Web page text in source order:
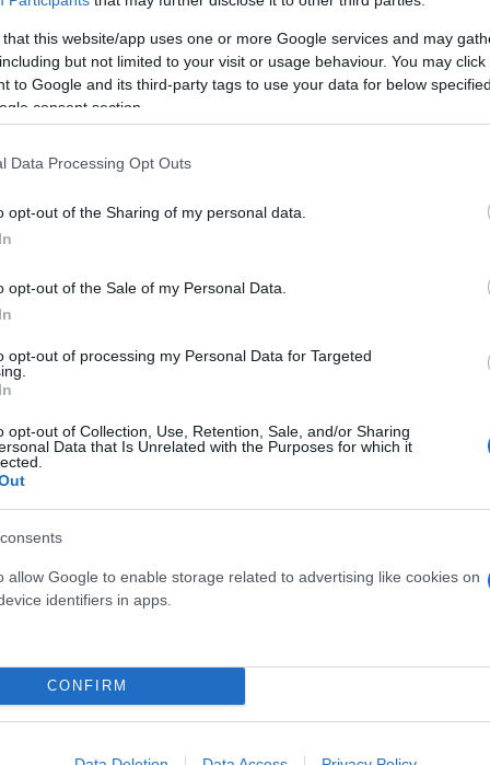
that this website/app uses one or more Google services and may
but not limited to your visit or usage behaviour. You may
to Google and its third-party tags to use your data for below
consent section.
Data Processing Opt Outs
opt-out of the Sharing of my personal data.
opt-out of the Sale of my Personal Data.
opt-out of processing my Personal Data for Targeted
opt-out of Collection, Use, Retention, Sale, and/or Sharing
Data that Is Unrelated with the Purposes for which it
allow Google to enable storage related to advertising like cookies on
identifiers in apps.
CONFIRM
για την Citigroup ο εκτιμώμενος δείκτης P/Ε
2022 στο 9,7.
στο 20,6 το 2022, ενώ στην Ευρώπη από 15,6
στα επίπεδα του 3,7%, πάνω από τον μέσο
αντιστοίχως.
2021
οι τιμές των μετοχών:Epsilon Net
(+97,11%), Byte Computer (+94,90%),
Ιντρακάτ (+66,79%) και Cenergy (+65,03%).
των μετοχών: Πειραιώς (-93,29%), Attica Bank (-
Σαράντης (-7,49%), ΟΛΠ (-7,08%), MIG (-5,26%),